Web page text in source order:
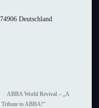
74906 Deutschland
ABBA World Revival – „A
Tribute to ABBA!“